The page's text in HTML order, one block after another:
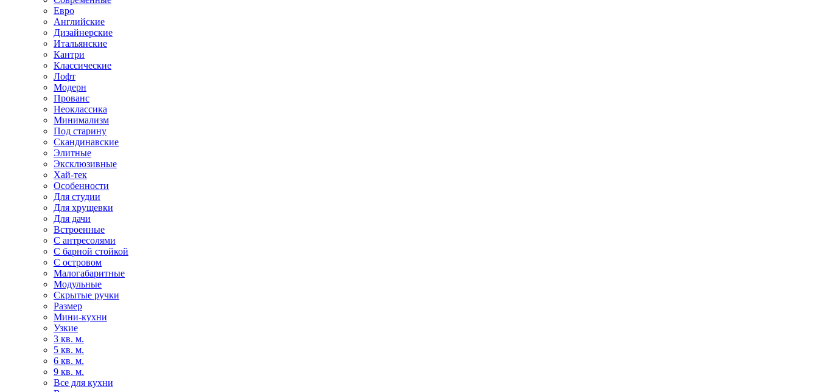
Евро
Английские
Дизайнерские
Итальянские
Кантри
Классические
Лофт
Модерн
Прованс
Неоклассика
Минимализм
Под старину
Скандинавские
Элитные
Эксклюзивные
Хай-тек
Особенности
Для студии
Для хрущевки
Для дачи
Встроенные
С антресолями
С барной стойкой
С островом
Малогабаритные
Модульные
Скрытые ручки
Размер
Мини-кухни
Узкие
3 кв. м.
5 кв. м.
6 кв. м.
9 кв. м.
Все для кухни